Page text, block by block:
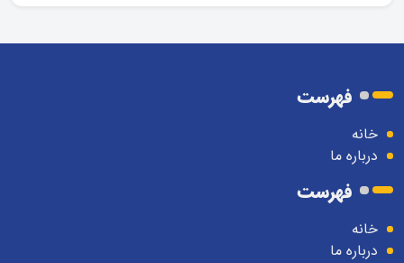
فهرست
خانه
درباره ما
فهرست
خانه
درباره ما